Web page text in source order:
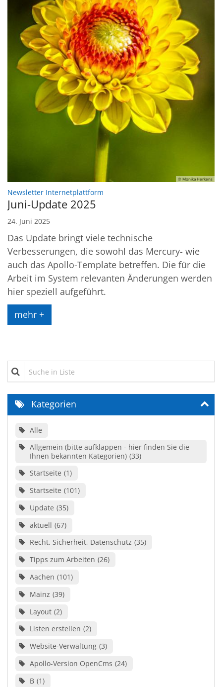
© Monika Herkens
Newsletter Internetplattform
Juni-Update 2025
24. Juni 2025
Das Update bringt viele technische
Verbesserungen, die sowohl das Mercury- wie
auch das Apollo-Template betreffen. Die für die
Arbeit im System relevanten Änderungen werden
hier speziell aufgeführt.
mehr +
Suche in Liste
Kategorien
Alle
Allgemein (bitte aufklappen - hier finden Sie die
Ihnen bekannten Kategorien) 33
Startseite 1
Startseite 101
Update 35
aktuell 67
Recht, Sicherheit, Datenschutz 35
Tipps zum Arbeiten 26
Aachen 101
Mainz 39
Layout 2
Listen erstellen 2
Website-Verwaltung 3
Apollo-Version OpenCms 24
B 1